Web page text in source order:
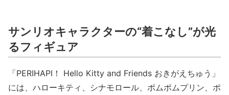
サンリオキャラクターの“着こなし”が光
るフィギュア
「PERIHAPI！ Hello Kitty and Friends おきがえちゅう」
には、ハローキティ、シナモロール、ポムポムプリン、ポ